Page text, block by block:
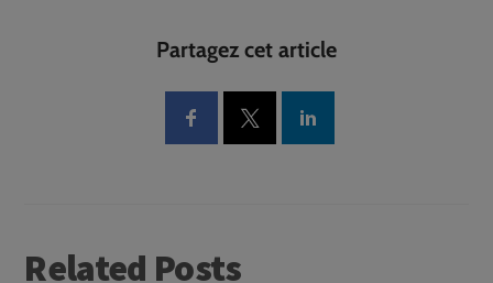
Partagez cet article
Related Posts